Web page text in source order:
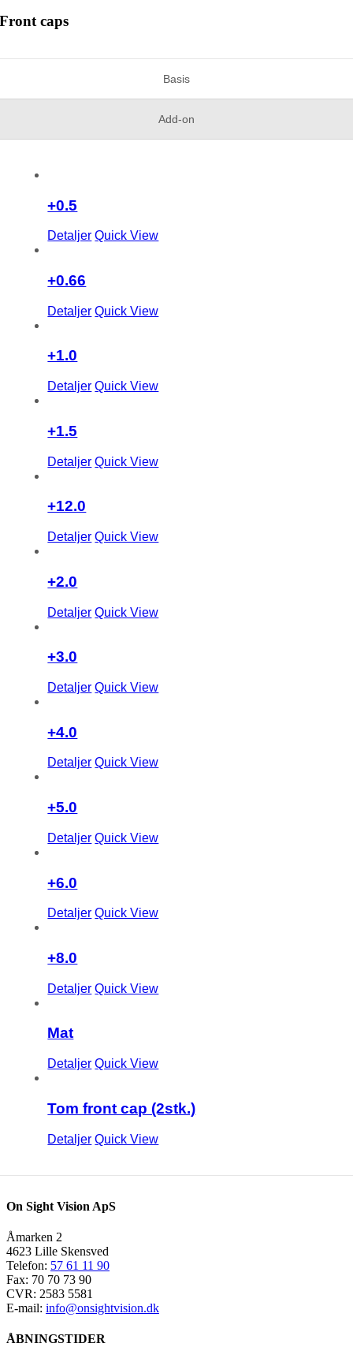
Front caps
Basis
Add-on
+0.5
Detaljer Quick View
+0.66
Detaljer Quick View
+1.0
Detaljer Quick View
+1.5
Detaljer Quick View
+12.0
Detaljer Quick View
+2.0
Detaljer Quick View
+3.0
Detaljer Quick View
+4.0
Detaljer Quick View
+5.0
Detaljer Quick View
+6.0
Detaljer Quick View
+8.0
Detaljer Quick View
Mat
Detaljer Quick View
Tom front cap (2stk.)
Detaljer Quick View
On Sight Vision ApS
Åmarken 2
4623 Lille Skensved
Telefon: 57 61 11 90
Fax: 70 70 73 90
CVR: 2583 5581
E-mail: info@onsightvision.dk
ÅBNINGSTIDER